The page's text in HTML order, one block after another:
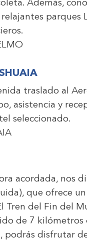
Además,
parques
traslado al
asistencia y
seleccionado.
acordada, nos
que ofrece
del Fin del
de 7 kilómetros
podrás disfrutar